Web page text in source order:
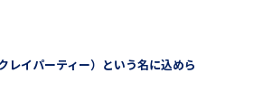
レイパーティー）という名に込めら